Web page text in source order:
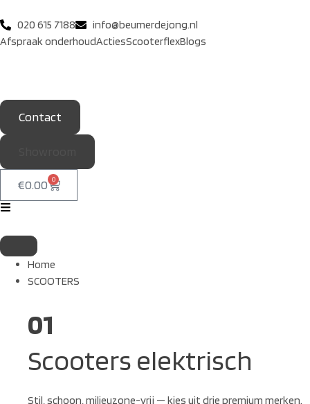
020 615 7188
info@beumerdejong.nl
Afspraak onderhoudActiesScooterflexBlogs
Contact
€0.00 0
Home
SCOOTERS
01
Scooters elektrisch
Stil, schoon, milieuzone-vrij — kies uit drie premium merken.